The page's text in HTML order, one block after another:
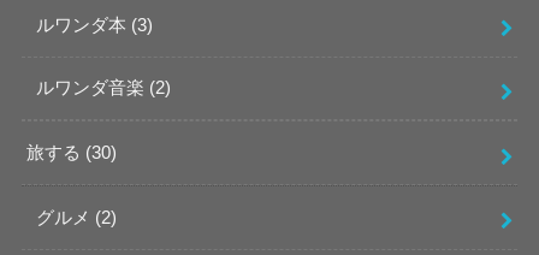
ルワンダ本 (3)
ルワンダ音楽 (2)
旅する (30)
グルメ (2)